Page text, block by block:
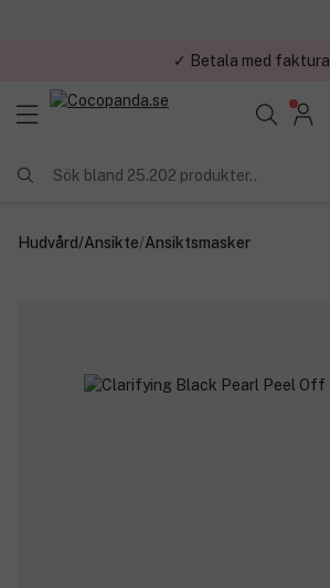
✓ Betala med faktura
Sök bland 25.202 produkter..
Hudvård/Ansikte/Ansiktsmasker